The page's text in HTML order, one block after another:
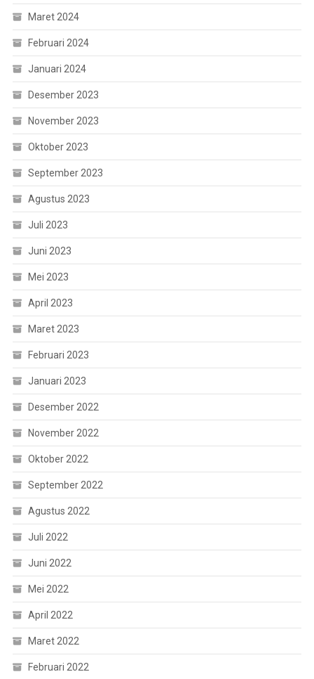
Maret 2024
Februari 2024
Januari 2024
Desember 2023
November 2023
Oktober 2023
September 2023
Agustus 2023
Juli 2023
Juni 2023
Mei 2023
April 2023
Maret 2023
Februari 2023
Januari 2023
Desember 2022
November 2022
Oktober 2022
September 2022
Agustus 2022
Juli 2022
Juni 2022
Mei 2022
April 2022
Maret 2022
Februari 2022